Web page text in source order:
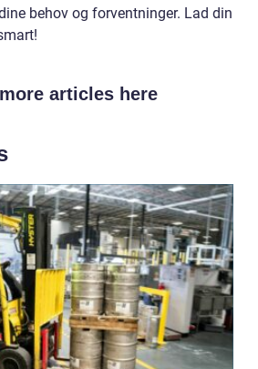
behov og forventninger. Lad din
articles here